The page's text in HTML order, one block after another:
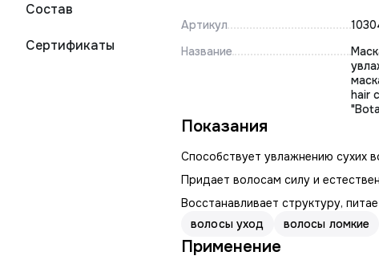
Состав
Сертификаты
Артикул
Название
hair
Показания
Способствует увлажнению сухих
Придает волосам силу и
Восстанавливает структуру,
волосы уход
волосы ломкие
Применение